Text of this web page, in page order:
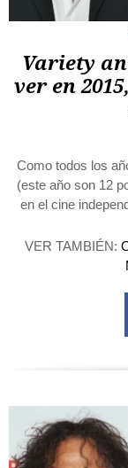
Variety
ver en
Como todos los
(este año son 12
en el cine
VER TAMBIÉN: